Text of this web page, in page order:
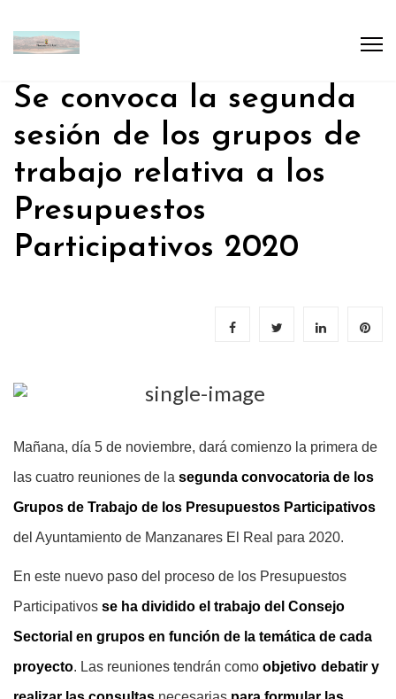
Se convoca la segunda
sesión de los grupos de
trabajo relativa a los
Presupuestos
Participativos 2020
Mañana, día 5 de noviembre, dará comienzo la primera de
las cuatro reuniones de la segunda convocatoria de los
Grupos de Trabajo de los Presupuestos Participativos
del Ayuntamiento de Manzanares El Real para 2020.
En este nuevo paso del proceso de los Presupuestos
Participativos se ha dividido el trabajo del Consejo
Sectorial en grupos en función de la temática de cada
proyecto. Las reuniones tendrán como objetivo debatir y